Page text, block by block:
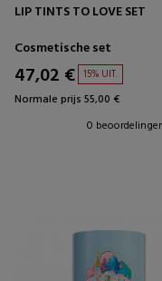
LIP TINTS TO LOVE SET
Cosmetische set
47,02 € 15% UIT.
Normale prijs 55,00 €
0